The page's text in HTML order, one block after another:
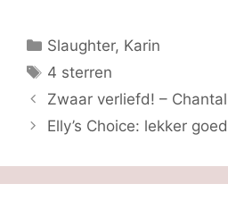
Categorieën
Slaughter, Karin
Tags
4 sterren
Zwaar verliefd! –
Elly’s Choice: lekker